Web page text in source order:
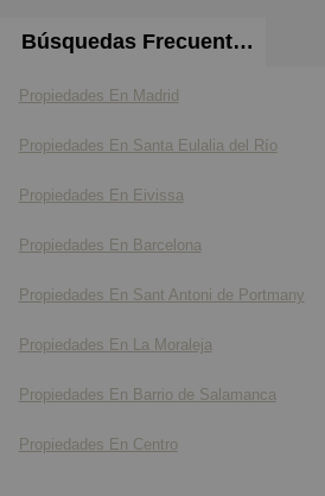
Búsquedas Frecuentes
Propiedades En Madrid
Propiedades En Santa Eulalia del Río
Propiedades En Eivissa
Propiedades En Barcelona
Propiedades En Sant Antoni de Portmany
Propiedades En La Moraleja
Propiedades En Barrio de Salamanca
Propiedades En Centro